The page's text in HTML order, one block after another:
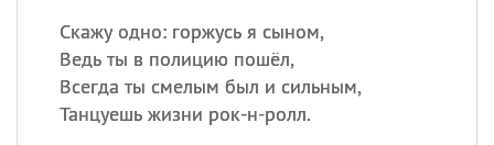
Скажу одно: горжусь я сыном,
Ведь ты в полицию пошёл,
Всегда ты смелым был и сильным,
Танцуешь жизни рок-н-ролл.